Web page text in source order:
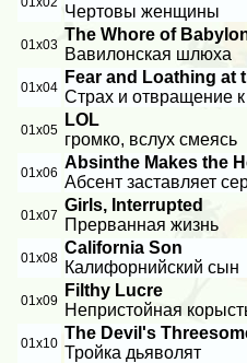
Чертовы женщины
01x03
The Whore of
Вавилонская шлюха
01x04
Fear and Loathing at
Страх и отвращение
01x05
LOL
громко, вслух смеясь
01x06
Absinthe Makes the
Абсент заставляет
01x07
Girls, Interrupted
Прерванная жизнь
01x08
California Son
Калифорнийский сын
01x09
Filthy Lucre
Непристойная
01x10
The Devil's
Тройка дьяволят